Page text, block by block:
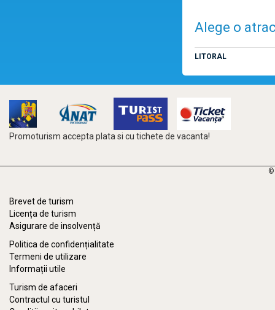
Alege o
LITORAL
Promoturism accepta plata si cu tichete de vacanta!
©
Brevet de turism
Licența de turism
Asigurare de insolvență
Politica de confidențialitate
Termeni de utilizare
Informații utile
Turism de afaceri
Contractul cu turistul